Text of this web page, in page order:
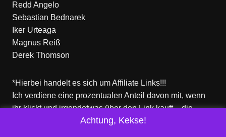
Redd Angelo
Sebastian Bednarek
Iker Urteaga
Magnus Reiß
Derek Thomson
*Hierbei handelt es sich um Affiliate Links!!!
Ich verdiene eine prozentualen Anteil davon mit, wenn
ihr klickt und irgendetwas über den Link kauft – die
Produkte dort sind aber nicht von mir!
Achtung, Kekse!